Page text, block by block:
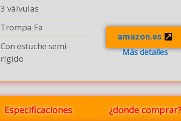
3 válvulas
Trompa Fa
Con estuche semi-
rígido
amazon.es
Más detalles
Especificaciones ¿donde